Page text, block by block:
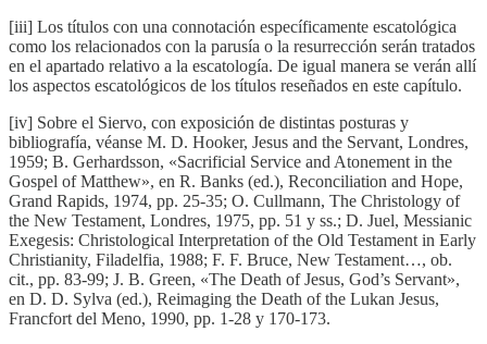
[iii] Los títulos con una connotación específicamente escatológica
como los relacionados con la parusía o la resurrección serán tratados
en el apartado relativo a la escatología. De igual manera se verán allí
los aspectos escatológicos de los títulos reseñados en este capítulo.
[iv] Sobre el Siervo, con exposición de distintas posturas y
bibliografía, véanse M. D. Hooker, Jesus and the Servant, Londres,
1959; B. Gerhardsson, «Sacrificial Service and Atonement in the
Gospel of Matthew», en R. Banks (ed.), Reconciliation and Hope,
Grand Rapids, 1974, pp. 25-35; O. Cullmann, The Christology of
the New Testament, Londres, 1975, pp. 51 y ss.; D. Juel, Messianic
Exegesis: Christological Interpretation of the Old Testament in Early
Christianity, Filadelfia, 1988; F. F. Bruce, New Testament…, ob.
cit., pp. 83-99; J. B. Green, «The Death of Jesus, God’s Servant»,
en D. D. Sylva (ed.), Reimaging the Death of the Lukan Jesus,
Francfort del Meno, 1990, pp. 1-28 y 170-173.